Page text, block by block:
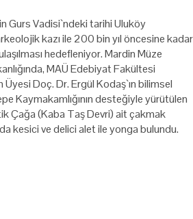
Gurs Vadisi`ndeki tarihi Uluköy
kazı ile 200 bin yıl öncesine kadar
hedefleniyor. Mardin Müze
MAÜ Edebiyat Fakültesi
Doç. Dr. Ergül Kodaş`ın bilimsel
Kaymakamlığının desteğiyle yürütülen
Çağa (Kaba Taş Devri) ait çakmak
kesici ve delici alet ile yonga bulundu.